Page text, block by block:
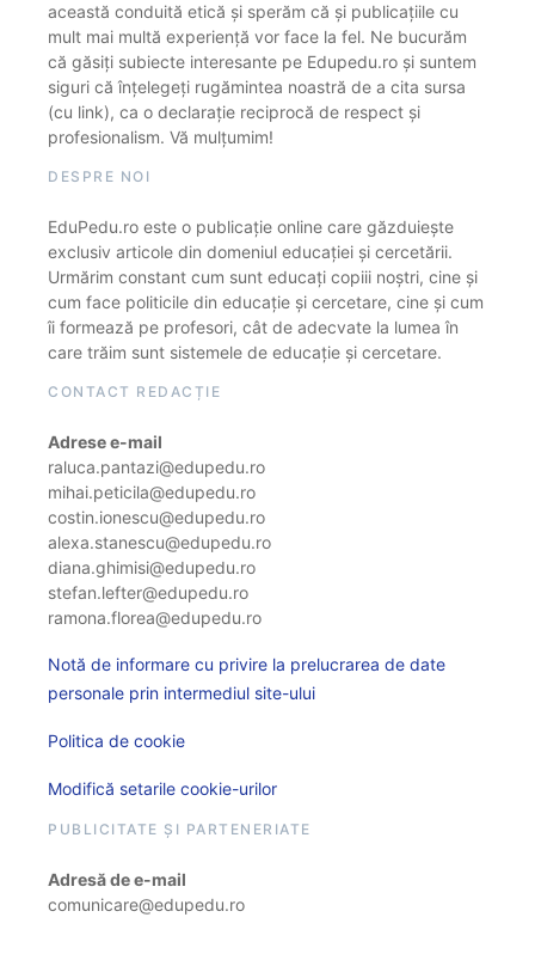
această conduită etică și sperăm că și publicațiile cu
mult mai multă experiență vor face la fel. Ne bucurăm
că găsiți subiecte interesante pe Edupedu.ro și suntem
siguri că înțelegeți rugămintea noastră de a cita sursa
(cu link), ca o declarație reciprocă de respect și
profesionalism. Vă mulțumim!
DESPRE NOI
EduPedu.ro este o publicație online care găzduiește
exclusiv articole din domeniul educației și cercetării.
Urmărim constant cum sunt educați copiii noștri, cine și
cum face politicile din educație și cercetare, cine și cum
îi formează pe profesori, cât de adecvate la lumea în
care trăim sunt sistemele de educație și cercetare.
CONTACT REDACȚIE
Adrese e-mail
raluca.pantazi@edupedu.ro
mihai.peticila@edupedu.ro
costin.ionescu@edupedu.ro
alexa.stanescu@edupedu.ro
diana.ghimisi@edupedu.ro
stefan.lefter@edupedu.ro
ramona.florea@edupedu.ro
Notă de informare cu privire la prelucrarea de date
personale prin intermediul site-ului
Politica de cookie
Modifică setarile cookie-urilor
PUBLICITATE ȘI PARTENERIATE
Adresă de e-mail
comunicare@edupedu.ro